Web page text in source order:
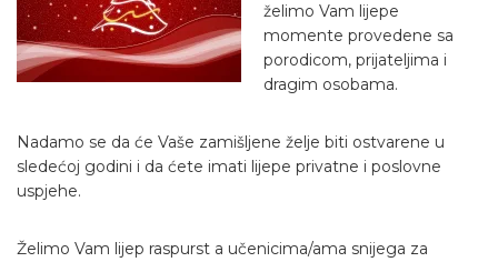
želimo Vam lijepe
momente provedene sa
porodicom, prijateljima i
dragim osobama.
Nadamo se da će Vaše zamišljene želje biti ostvarene u
sledećoj godini i da ćete imati lijepe privatne i poslovne
uspjehe.
Želimo Vam lijep raspurst a učenicima/ama snijega za